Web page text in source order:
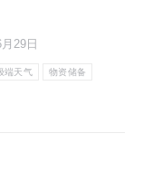
29日
端天气 物资储备